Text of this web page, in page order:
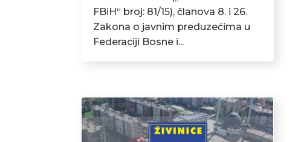
FBiH“ broj: 81/15), članova 8. i 26.
Zakona o javnim preduzećima u
Federaciji Bosne i...